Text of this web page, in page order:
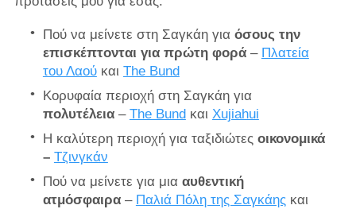
Πού να μείνετε στη Σαγκάη για όσους την
επισκέπτονται για πρώτη φορά– Πλατεία
του Λαούκαι The Bund
Κορυφαία περιοχή στη Σαγκάη για
πολυτέλεια– The Bundκαι Xujiahui
Η καλύτερη περιοχή για ταξιδιώτες οικονομικά
– Τζινγκάν
Πού να μείνετε για μια αυθεντική
ατμόσφαιρα– Παλιά Πόλη της Σαγκάης και